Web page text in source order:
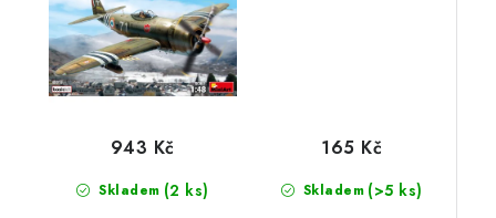
Skladem (2 ks)
943 Kč
Skladem (>5 ks)
165 Kč